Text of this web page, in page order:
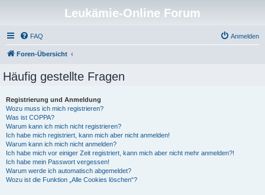
Leukämie-Online Forum
FAQ Anmelden
Foren-Übersicht
Häufig gestellte Fragen
Registrierung und Anmeldung
Wozu muss ich mich registrieren?
Was ist COPPA?
Warum kann ich mich nicht registrieren?
Ich habe mich registriert, kann mich aber nicht anmelden!
Warum kann ich mich nicht anmelden?
Ich habe mich vor einiger Zeit registriert, kann mich aber nicht mehr anmelden?!
Ich habe mein Passwort vergessen!
Warum werde ich automatisch abgemeldet?
Wozu ist die Funktion „Alle Cookies löschen“?